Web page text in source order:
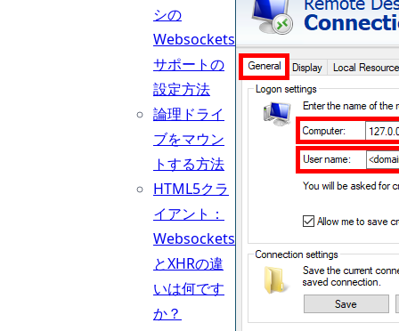
シの
Websockets
サポートの
設定方法
論理ドライ
ブをマウン
トする方法
HTML5クラ
イアント：
Websockets
とXHRの違
いは何です
か？